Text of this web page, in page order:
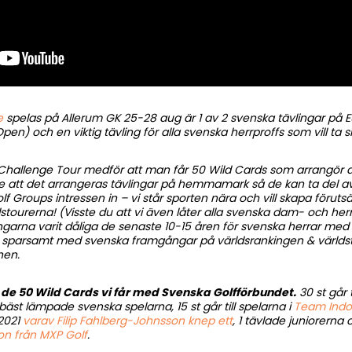
spelas på Allerum GK 25-28 aug är 1 av 2 svenska tävlingar på
och en viktig tävling för alla svenska herrproffs som vill ta
Tour medför att man får 50 Wild Cards som arrangör
att det arrangeras tävlingar på hemmamark så de kan ta del
Groups intressen in – vi står sporten nära och vill skapa
(Visste du att vi även låter alla svenska dam- och
varit dåliga de senaste 10-15 åren för svenska herrar
med svenska framgångar på världsrankingen &
50 Wild Cards vi får med Svenska Golfförbundet. 30 st går
lämpade svenska spelarna, 15 st går till spelarna i Team
varav Filip Fahlberg-Johnsson knep ett, 1 tävlade juniorerna
från MXP Golf.